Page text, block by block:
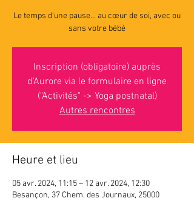
Le temps d'une pause... au cœur de soi, avec ou
sans votre bébé
Inscription (obligatoire) auprès
d'Aurore via le formulaire en ligne
("Activités" -> Yoga postnatal)
Autres rencontres
Heure et lieu
05 avr. 2024, 11:15 – 12 avr. 2024, 12:30
Besançon, 37 Chem. des Journaux, 25000